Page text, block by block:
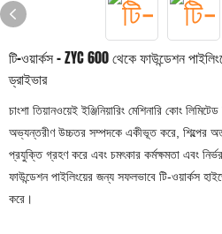
টি-ওয়ার্কস - ZYC 600 থেকে ফাউন্ডেশন
ড্রাইভার
চাংশা তিয়ানওয়েই ইঞ্জিনিয়ারিং মেশিনারি কোং
অভ্যন্তরীণ উচ্চতর সম্পদকে একীভূত করে, শিল্পের
প্রযুক্তি গ্রহণ করে এবং চমৎকার কর্মক্ষমতা এবং
ফাউন্ডেশন পাইলিংয়ের জন্য সফলভাবে টি-ওয়ার্কস
করে।